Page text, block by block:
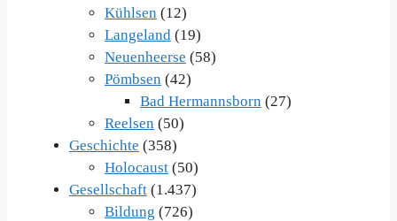
Kühlsen (12)
Langeland (19)
Neuenheerse (58)
Pömbsen (42)
Bad Hermannsborn (27)
Reelsen (50)
Geschichte (358)
Holocaust (50)
Gesellschaft (1.437)
Bildung (726)